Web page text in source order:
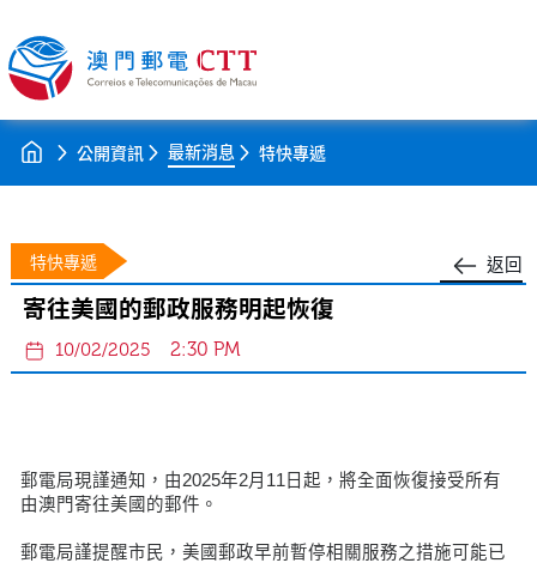
公開資訊 最新消息 特快專遞
返回
特快專遞
寄往美國的郵政服務明起恢復
10/02/2025 2:30 PM
郵電局現謹通知，由2025年2月11日起，將全面恢復接受所有
由澳門寄往美國的郵件。
郵電局謹提醒市民，美國郵政早前暫停相關服務之措施可能已